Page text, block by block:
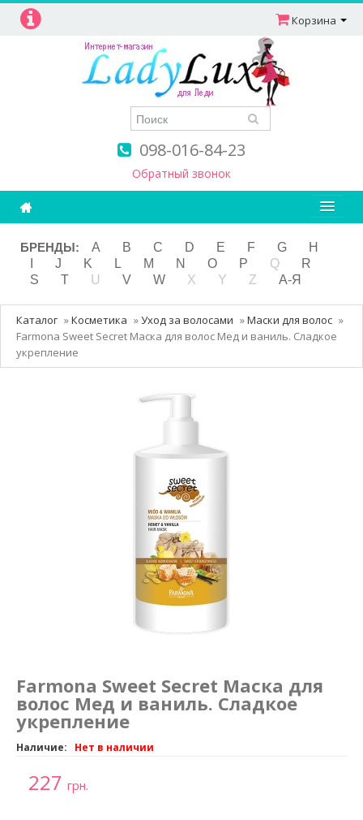
098-016-84-23
Обратный звонок
Корзина
Ароматерапия
Витамины
Детям и мамам
Косметика
Маникюр и педикюр
БРЕНДЫ: A B C D E F G
H
J K L M N O P Q
R
S
T U V W X Y Z А-Я
Каталог »Косметика »Уход за волосами »Маски для волос »
Farmona Sweet Secret Маска для волос Мед и ваниль. Сладкое
укрепление
Farmona Sweet Secret Маска для
волос Мед и ваниль. Сладкое
укрепление
Наличие: Нет в наличии
227 грн.